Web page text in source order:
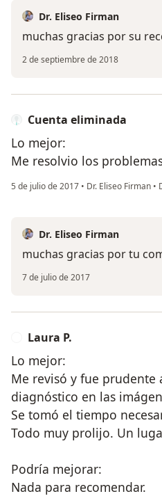
Dr. Eliseo Firman
muchas gracias por su
2 de septiembre de 2018
Cuenta eliminada
Lo mejor:
Me resolvio los
5 de julio de 2017 • Dr. Eliseo Firman •
Dr. Eliseo Firman
muchas gracias por tu
7 de julio de 2017
Laura P.
Lo mejor:
Me revisó y fue prudente
diagnóstico en las
Se tomó el tiempo
Todo muy prolijo. Un
Podría mejorar:
Nada para recomendar.